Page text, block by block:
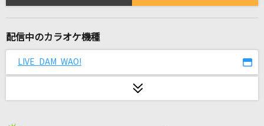
DAYS of DASH
サクラウサギ
配信中のカラオケ機種
LIVE DAM WAO!